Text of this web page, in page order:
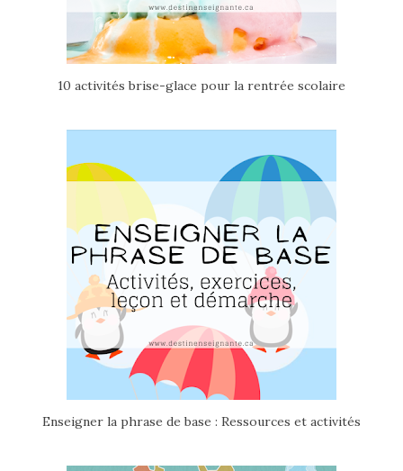
10 activités brise-glace pour la rentrée scolaire
Enseigner la phrase de base : Ressources et activités